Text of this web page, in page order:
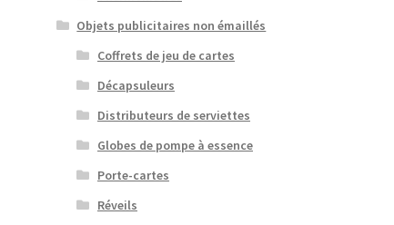
Objets publicitaires non émaillés
Coffrets de jeu de cartes
Décapsuleurs
Distributeurs de serviettes
Globes de pompe à essence
Porte-cartes
Réveils